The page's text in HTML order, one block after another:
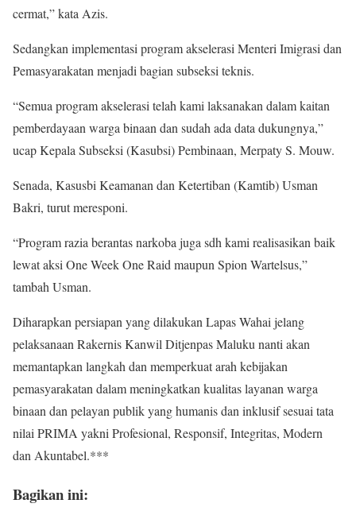
cermat,” kata Azis.
Sedangkan implementasi program akselerasi Menteri Imigrasi dan
Pemasyarakatan menjadi bagian subseksi teknis.
“Semua program akselerasi telah kami laksanakan dalam kaitan
pemberdayaan warga binaan dan sudah ada data dukungnya,”
ucap Kepala Subseksi (Kasubsi) Pembinaan, Merpaty S. Mouw.
Senada, Kasusbi Keamanan dan Ketertiban (Kamtib) Usman
Bakri, turut meresponi.
“Program razia berantas narkoba juga sdh kami realisasikan baik
lewat aksi One Week One Raid maupun Spion Wartelsus,”
tambah Usman.
Diharapkan persiapan yang dilakukan Lapas Wahai jelang
pelaksanaan Rakernis Kanwil Ditjenpas Maluku nanti akan
memantapkan langkah dan memperkuat arah kebijakan
pemasyarakatan dalam meningkatkan kualitas layanan warga
binaan dan pelayan publik yang humanis dan inklusif sesuai tata
nilai PRIMA yakni Profesional, Responsif, Integritas, Modern
dan Akuntabel.***
Bagikan ini: